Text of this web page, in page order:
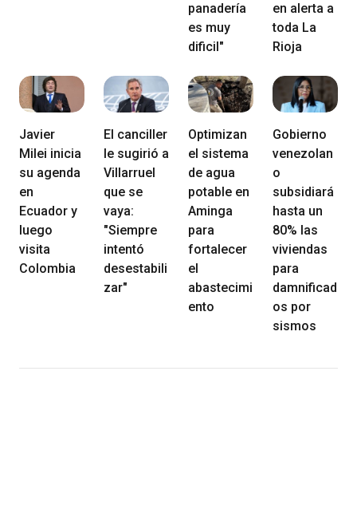
panadería
es muy
dificil"
en alerta a
toda La
Rioja
Javier
Milei inicia
su agenda
en
Ecuador y
luego
visita
Colombia
El canciller
le sugirió a
Villarruel
que se
vaya:
"Siempre
intentó
desestabili
zar"
Optimizan
el sistema
de agua
potable en
Aminga
para
fortalecer
el
abastecimi
ento
Gobierno
venezolan
o
subsidiará
hasta un
80% las
viviendas
para
damnificad
os por
sismos